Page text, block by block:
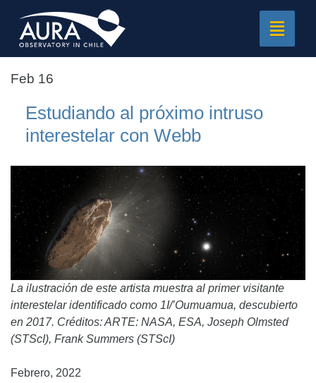
Toggle
Feb 16
Estudiando al próximo intruso
interestelar con Webb
La ilustración de este artista muestra al primer visitante
interestelar identificado como 1I/’Oumuamua, descubierto
en 2017. Créditos: ARTE: NASA, ESA, Joseph Olmsted
(STScI), Frank Summers (STScI)
Febrero, 2022